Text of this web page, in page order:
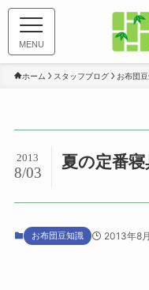
MENU
ホーム スタッフブログ お布団
夏の定番寝
2013
8/03
お布団豆知識 2013年8